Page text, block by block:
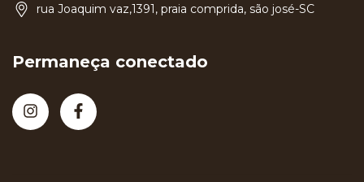
rua Joaquim vaz,1391, praia comprida, são josé-SC
Permaneça conectado